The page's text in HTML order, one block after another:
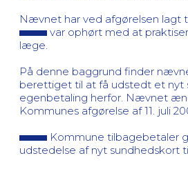
Nævnet har ved afgørelsen lagt
var ophørt med at
læge.
På denne baggrund finder
berettiget til at få udstedt et nyt
egenbetaling herfor. Nævnet
Kommunes afgørelse af 11. juli
Kommune tilbagebetaler
udstedelse af nyt sundhedskort